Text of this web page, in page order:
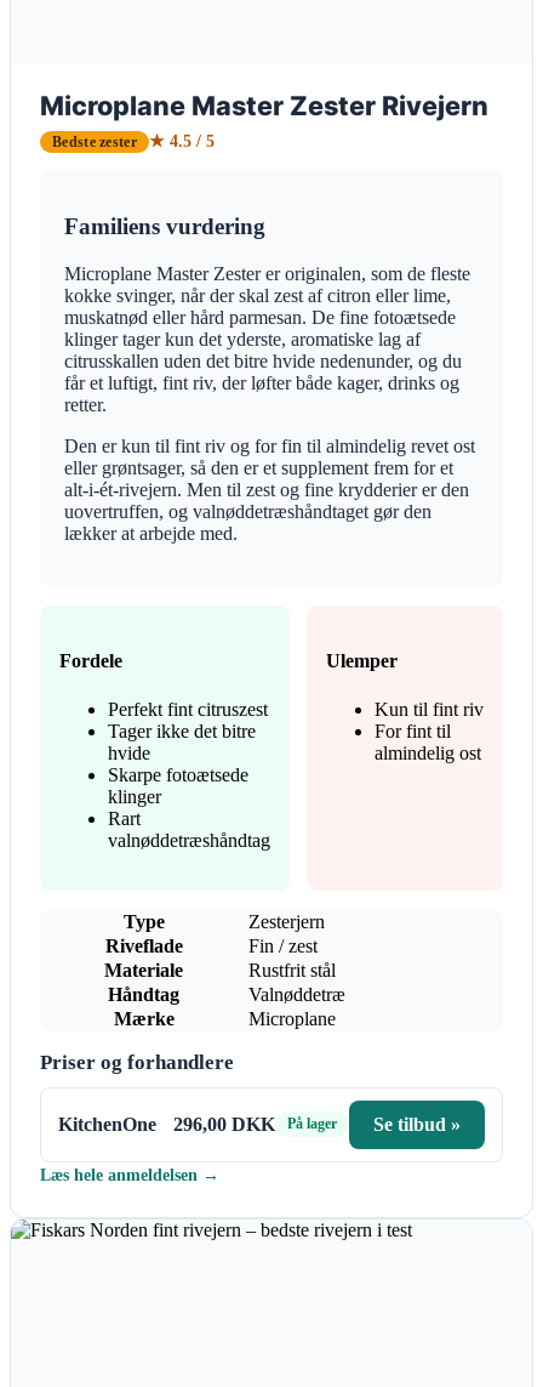
Microplane Master Zester Rivejern
Bedste zester ★ 4.5 / 5
Familiens vurdering
Microplane Master Zester er originalen, som de fleste
kokke svinger, når der skal zest af citron eller lime,
muskatnød eller hård parmesan. De fine fotoætsede
klinger tager kun det yderste, aromatiske lag af
citrusskallen uden det bitre hvide nedenunder, og du
får et luftigt, fint riv, der løfter både kager, drinks og
retter.
Den er kun til fint riv og for fin til almindelig revet ost
eller grøntsager, så den er et supplement frem for et
alt-i-ét-rivejern. Men til zest og fine krydderier er den
uovertruffen, og valnøddetræshåndtaget gør den
lækker at arbejde med.
Fordele
Perfekt fint citruszest
Tager ikke det bitre
hvide
Skarpe fotoætsede
klinger
Rart
valnøddetræshåndtag
Ulemper
Kun til fint riv
For fint til
almindelig ost
Type
Zesterjern
Riveflade
Fin / zest
Materiale
Rustfrit stål
Håndtag
Valnøddetræ
Mærke
Microplane
Priser og forhandlere
KitchenOne 296,00 DKK På lager Se tilbud »
Læs hele anmeldelsen →